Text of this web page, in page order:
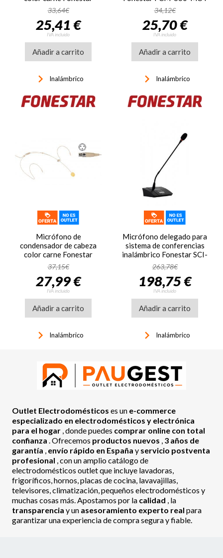
FCM-970-TS
33,64€
25,41 €
IVA incluido
Añadir a carrito
keyboard_arrow_right Inalámbrico
34,12€
25,70 €
IVA incluido
Añadir a carrito
keyboard_arrow_right Inalámbrico
Micrófono de
condensador de cabeza
color carne Fonestar
FCM-970-MC3
37,15€
27,99 €
IVA incluido
Añadir a carrito
keyboard_arrow_right Inalámbrico
Micrófono delegado para
sistema de conferencias
inalámbrico Fonestar SCI-
770D
263,78€
198,75 €
IVA incluido
Añadir a carrito
keyboard_arrow_right Inalámbrico
Outlet Electrodomésticos es un e-commerce
especializado en electrodomésticos y electrónica
para el hogar , donde puedes comprar online con total
confianza . Ofrecemos productos nuevos , 3 años de
garantía , envío rápido en España y servicio postventa
profesional , con un amplio catálogo de
electrodomésticos outlet que incluye lavadoras,
frigoríficos, hornos, placas de cocina, lavavajillas,
televisores, climatización, pequeños electrodomésticos y
muchas cosas más. Apostamos por la calidad , la
transparencia y un asesoramiento experto real para
garantizar una experiencia de compra segura y fiable.